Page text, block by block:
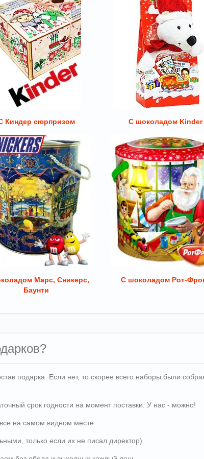
Киндер сюрпризом С шоколадом Kinder
Марс, Сникерс,
Баунти
С шоколадом Рот-
подарка. Если нет, то скорее всего наборы были
срок годности на момент поставки. У нас - можно!
на самом видном месте
только если их не писал директор)